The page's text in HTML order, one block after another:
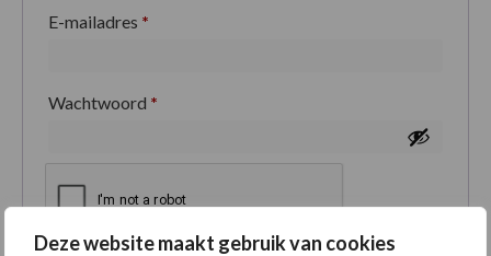
Deze website maakt gebruik van cookies
E-mailadres *
Wachtwoord *